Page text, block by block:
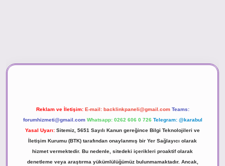
Reklam ve İletişim: E-mail: backlinkpaneli@gmail.com Teams:
forumhizmeti@gmail.com Whatsapp: 0262 606 0 726 Telegram: @karabul
Yasal Uyarı: Sitemiz, 5651 Sayılı Kanun gereğince Bilgi Teknolojileri ve
İletişim Kurumu (BTK) tarafından onaylanmış bir Yer Sağlayıcı olarak
hizmet vermektedir. Bu nedenle, sitedeki içerikleri proaktif olarak
denetleme veya araştırma yükümlülüğümüz bulunmamaktadır. Ancak,